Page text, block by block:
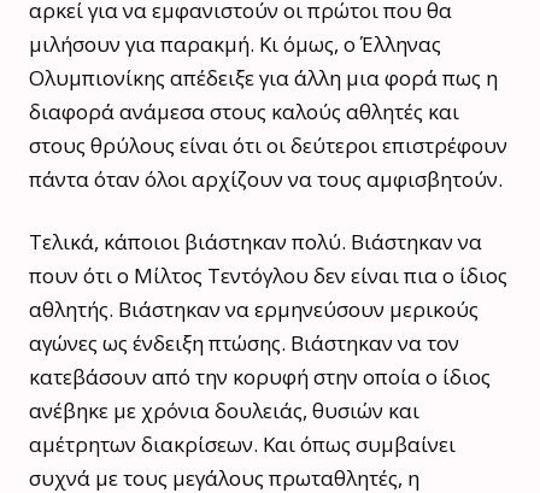
αρκεί για να εμφανιστούν οι πρώτοι που θα
μιλήσουν για παρακμή. Κι όμως, ο Έλληνας
Ολυμπιονίκης απέδειξε για άλλη μια φορά πως η
διαφορά ανάμεσα στους καλούς αθλητές και
στους θρύλους είναι ότι οι δεύτεροι επιστρέφουν
πάντα όταν όλοι αρχίζουν να τους αμφισβητούν.
Τελικά, κάποιοι βιάστηκαν πολύ. Βιάστηκαν να
πουν ότι ο Μίλτος Τεντόγλου δεν είναι πια ο ίδιος
αθλητής. Βιάστηκαν να ερμηνεύσουν μερικούς
αγώνες ως ένδειξη πτώσης. Βιάστηκαν να τον
κατεβάσουν από την κορυφή στην οποία ο ίδιος
ανέβηκε με χρόνια δουλειάς, θυσιών και
αμέτρητων διακρίσεων. Και όπως συμβαίνει
συχνά με τους μεγάλους πρωταθλητές, η